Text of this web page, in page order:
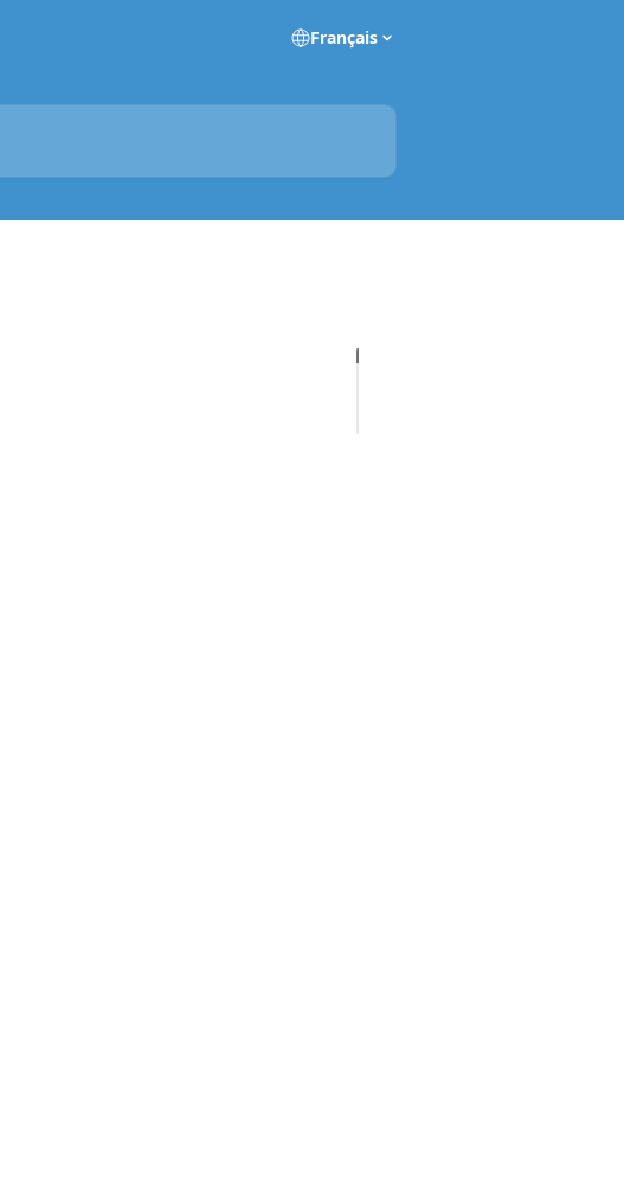
Français